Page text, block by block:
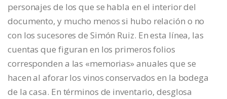
personajes de los que se habla en el interior del
documento, y mucho menos si hubo relación o no
con los sucesores de Simón Ruiz. En esta línea, las
cuentas que figuran en los primeros folios
corresponden a las «memorias» anuales que se
hacen al aforar los vinos conservados en la bodega
de la casa. En términos de inventario, desglosa